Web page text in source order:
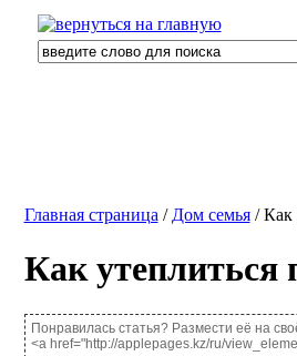
Главная страница / Дом семья/ Как
Как
Понравилась статья? Размести её на
<a href="http://applepages.kz/ru/